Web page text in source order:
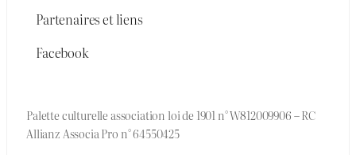
Partenaires et liens
Facebook
Palette culturelle association loi de 1901 n° W812009906 – RC
Allianz Associa Pro n° 64550425